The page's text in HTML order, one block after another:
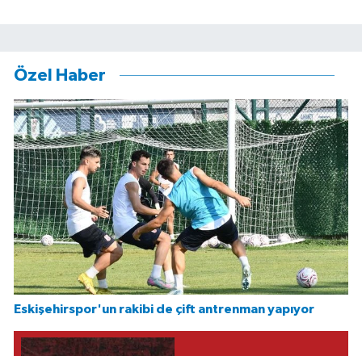
Özel Haber
Eskişehirspor'un rakibi de çift antrenman yapıyor